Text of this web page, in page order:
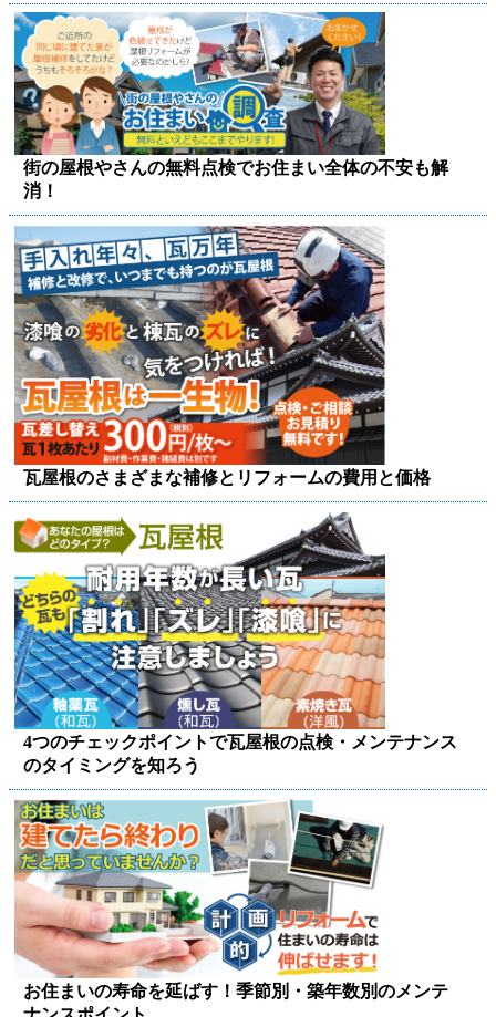
街の屋根やさんの無料点検でお住まい全体の不安も解
消！
瓦屋根のさまざまな補修とリフォームの費用と価格
4つのチェックポイントで瓦屋根の点検・メンテナンス
のタイミングを知ろう
お住まいの寿命を延ばす！季節別・築年数別のメンテ